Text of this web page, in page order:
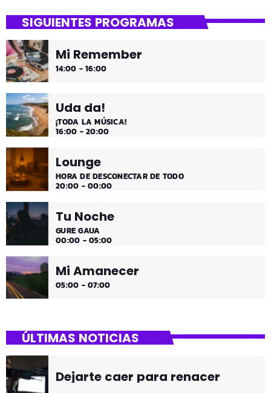
¡Es fin de semana!
¡Música y más música los fines de semana!
SIGUIENTES PROGRAMAS
Mi Remember
14:00 - 16:00
Uda da!
¡TODA LA MÚSICA!
16:00 - 20:00
Lounge
HORA DE DESCONECTAR DE TODO
20:00 - 00:00
Tu Noche
GURE GAUA
00:00 - 05:00
Mi Amanecer
05:00 - 07:00
ÚLTIMAS NOTICIAS
Dejarte caer para renacer